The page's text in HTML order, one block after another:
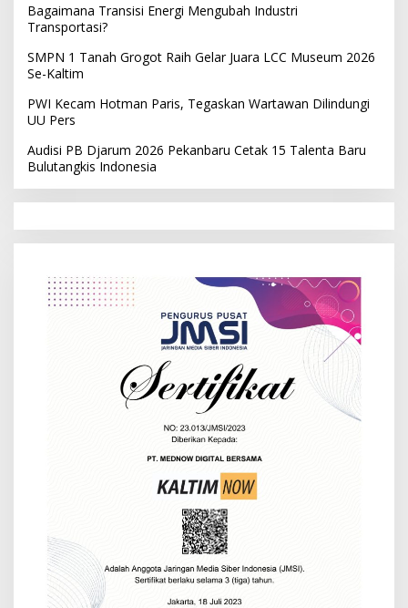
Bagaimana Transisi Energi Mengubah Industri
Transportasi?
SMPN 1 Tanah Grogot Raih Gelar Juara LCC Museum 2026
Se-Kaltim
PWI Kecam Hotman Paris, Tegaskan Wartawan Dilindungi
UU Pers
Audisi PB Djarum 2026 Pekanbaru Cetak 15 Talenta Baru
Bulutangkis Indonesia